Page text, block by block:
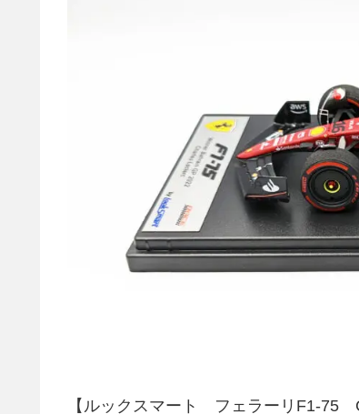
【ルックスマート フェラーリF1-